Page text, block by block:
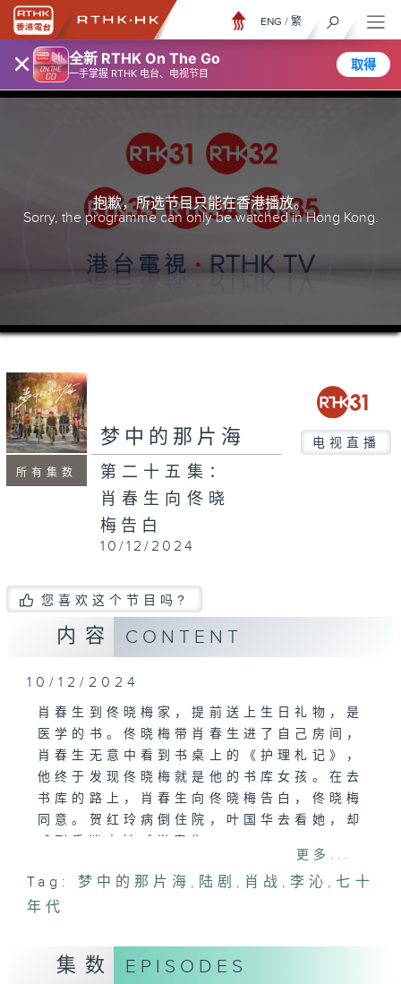
× 全新 RTHK On The Go
一手掌握 RTHK 电台、电视节目
取得
ENG / 繁
抱歉，所选节目只能在香港播放。
Sorry, the programme can only be watched in Hong Kong.
所有集数
梦中的那片海 电视直播
第二十五集：
肖春生向佟晓
梅告白
10/12/2024
您喜欢这个节目吗?
内容 CONTENT
10/12/2024
肖春生到佟晓梅家，提前送上生日礼物，是
医学的书。佟晓梅带肖春生进了自己房间，
肖春生无意中看到书桌上的《护理札记》，
他终于发现佟晓梅就是他的书库女孩。在去
书库的路上，肖春生向佟晓梅告白，佟晓梅
同意。贺红玲病倒住院，叶国华去看她，却
更多...
Tag: 梦中的那片海 , 陆剧 , 肖战 ,李沁 ,七十
年代
集数 EPISODES